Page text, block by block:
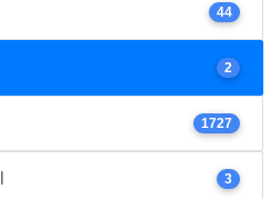
44
2
1727
3